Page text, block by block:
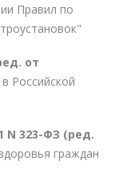
Правил по
от
Российской
N 323-ФЗ (ред.
граждан